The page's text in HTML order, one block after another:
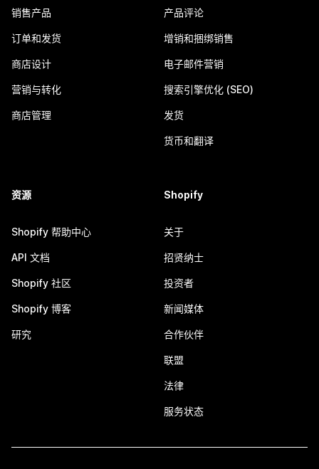
销售产品
订单和发货
商店设计
营销与转化
商店管理
产品评论
增销和捆绑销售
电子邮件营销
搜索引擎优化 (SEO)
发货
货币和翻译
资源
Shopify 帮助中心
API 文档
Shopify 社区
Shopify 博客
研究
Shopify
关于
招贤纳士
投资者
新闻媒体
合作伙伴
联盟
法律
服务状态